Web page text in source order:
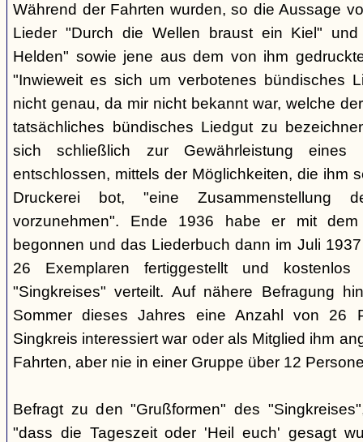
Während der Fahrten wurden, so die Aussage
Lieder "Durch die Wellen braust ein Kiel"
Helden" sowie jene aus dem von ihm
"Inwieweit es sich um verbotenes bündisches
nicht genau, da mir nicht bekannt war, welche
tatsächliches bündisches Liedgut zu
sich schließlich zur Gewährleistung eines
entschlossen, mittels der Möglichkeiten, die ihm
Druckerei bot, "eine Zusammenstellung
vorzunehmen". Ende 1936 habe er mit
begonnen und das Liederbuch dann im Juli
26 Exemplaren fertiggestellt und
"Singkreises" verteilt. Auf nähere Befragung
Sommer dieses Jahres eine Anzahl von 26
Singkreis interessiert war oder als Mitglied ihm
Fahrten, aber nie in einer Gruppe über 12
Befragt zu den "Grußformen" des
"dass die Tageszeit oder 'Heil euch' gesagt